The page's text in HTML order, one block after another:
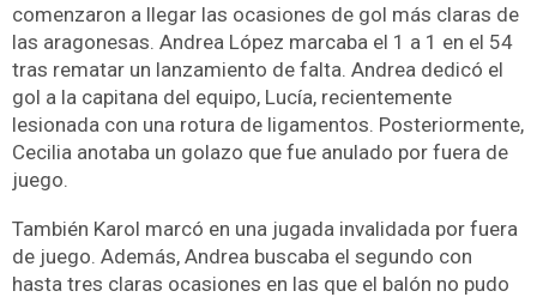
comenzaron a llegar las ocasiones de gol más claras de
las aragonesas. Andrea López marcaba el 1 a 1 en el 54
tras rematar un lanzamiento de falta. Andrea dedicó el
gol a la capitana del equipo, Lucía, recientemente
lesionada con una rotura de ligamentos. Posteriormente,
Cecilia anotaba un golazo que fue anulado por fuera de
juego.
También Karol marcó en una jugada invalidada por fuera
de juego. Además, Andrea buscaba el segundo con
hasta tres claras ocasiones en las que el balón no pudo